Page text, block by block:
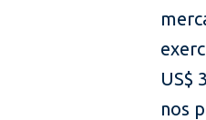
US$
nos